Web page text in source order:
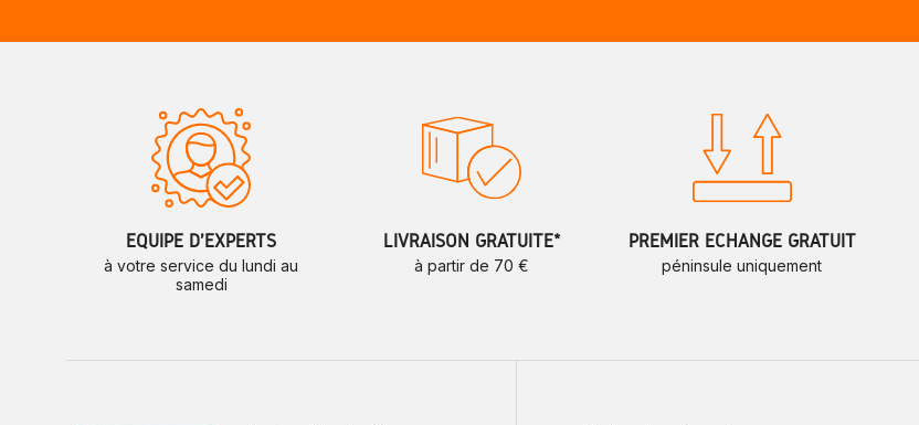
ÉQUIPE D'EXPERTS
à votre service du lundi au
samedi
LIVRAISON GRATUITE*
à partir de 70 €
PREMIER ÉCHANGE GRATUIT
péninsule uniquement